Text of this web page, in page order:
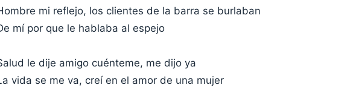
mi reflejo, los clientes de la barra se burlaban
mí por que le hablaba al espejo
le dije amigo cuénteme, me dijo ya
vida se me va, creí en el amor de una mujer